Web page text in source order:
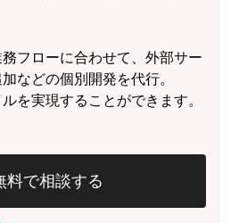
フローに合わせて、外部サー
などの個別開発を代行。
を実現することができます。
料で相談する